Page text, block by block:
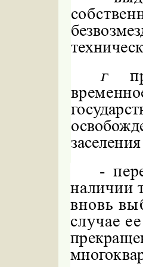
г
-
наличии
вновь
случае